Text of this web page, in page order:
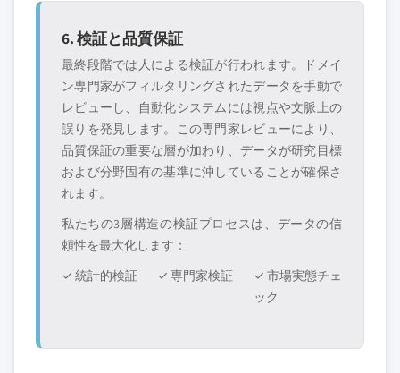
6. 検証と品質保証
最終段階では人による検証が行われます。ドメイ
ン専門家がフィルタリングされたデータを手動で
レビューし、自動化システムには視点や文脈上の
誤りを発見します。この専門家レビューにより、
品質保証の重要な層が加わり、データが研究目標
および分野固有の基準に沖していることが確保さ
れます。
私たちの3層構造の検証プロセスは、データの信
頼性を最大化します：
✓ 統計的検証
✓ 専門家検証
✓ 市場実態チェ
ック